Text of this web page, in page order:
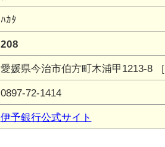
ﾊｶﾀ
208
愛媛県今治市伯方町木浦甲1213-8 ［
0897-72-1414
伊予銀行公式サイト